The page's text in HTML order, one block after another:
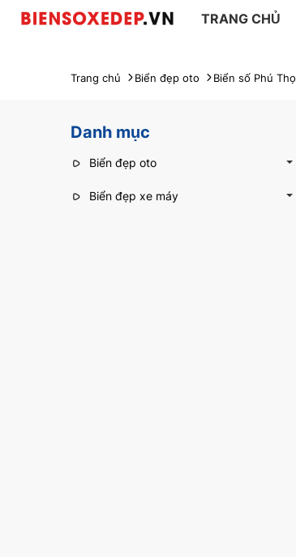
TRANG CHỦ
Trang chủ Biển đẹp oto Biển số Phú Thọ
Danh mục
Biển đẹp oto
Biển đẹp xe máy